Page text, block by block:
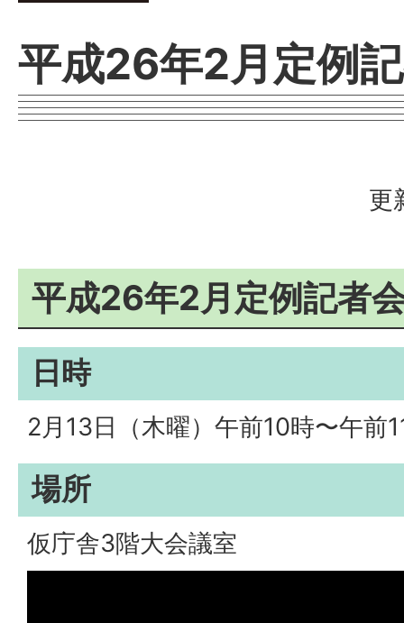
平成26年2月定例
更
平成26年2月定例記者
日時
2月13日（木曜）午前10時〜午前
場所
仮庁舎3階大会議室